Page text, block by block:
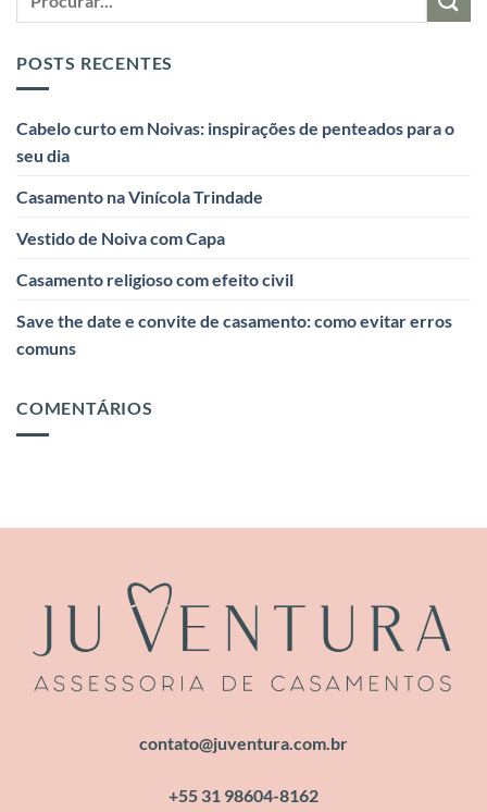
POSTS RECENTES
Cabelo curto em Noivas: inspirações de penteados para o
seu dia
Casamento na Vinícola Trindade
Vestido de Noiva com Capa
Casamento religioso com efeito civil
Save the date e convite de casamento: como evitar erros
comuns
COMENTÁRIOS
contato@juventura.com.br
+55 31 98604-8162